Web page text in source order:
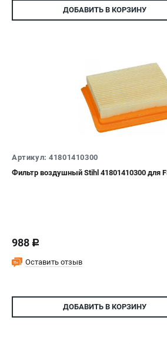
ДОБАВИТЬ В КОРЗИНУ
Артикул: 41801410300
Фильтр воздушный Stihl 41801410300 для
988 c
Оставить отзыв
ДОБАВИТЬ В КОРЗИНУ